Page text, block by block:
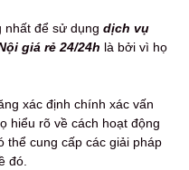
nhất để sử dụng dịch vụ
giá rẻ 24/24h là bởi vì họ
xác định chính xác vấn
hiểu rõ về cách hoạt động
thể cung cấp các giải pháp
đó.